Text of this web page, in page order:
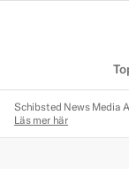
Schibsted News Media
Läs mer här